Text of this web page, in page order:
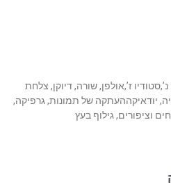
נ’,סטודיו ז’,אולפן, שורה, דיוקן, צלחת
יודאיקההעתקה של תמונות, גרפיקה,
וציפורים, גילוף בעץ